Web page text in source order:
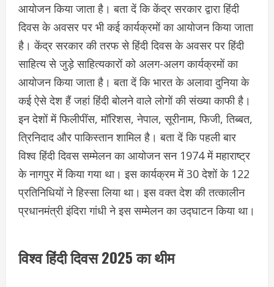
आयोजन किया जाता है। बता दें कि केंद्र सरकार द्वारा हिंदी
दिवस के अवसर पर भी कई कार्यक्रमों का आयोजन किया जाता
है। केंद्र सरकार की तरफ से हिंदी दिवस के अवसर पर हिंदी
साहित्य से जुड़े साहित्यकारों को अलग-अलग कार्यक्रमों का
आयोजन किया जाता है। बता दें कि भारत के अलावा दुनिया के
कई ऐसे देश हैं जहां हिंदी बोलने वाले लोगों की संख्या काफी है।
इन देशों में फिलीपींस, मॉरिशस, नेपाल, सूरीनाम, फिजी, तिब्बत,
त्रिनिदाद और पाकिस्तान शामिल है। बता दें कि पहली बार
विश्व हिंदी दिवस सम्मेलन का आयोजन सन 1974 में महाराष्ट्र
के नागपुर में किया गया था। इस कार्यक्रम में 30 देशों के 122
प्रतिनिधियों ने हिस्सा लिया था। इस वक्त देश की तत्कालीन
प्रधानमंत्री इंदिरा गांधी ने इस सम्मेलन का उद्घाटन किया था।
विश्व हिंदी दिवस 2025 का थीम